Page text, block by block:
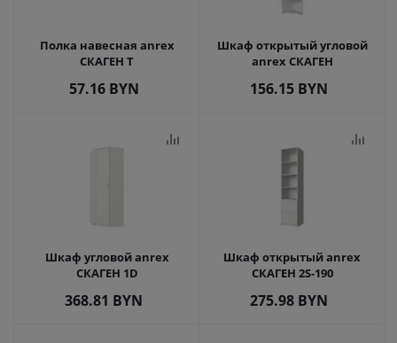
Полка навесная anrex
СКАГЕН T
57.16BYN
Шкаф открытый угловой
anrex СКАГЕН
156.15 BYN
Шкаф угловой anrex
СКАГЕН 1D
368.81 BYN
Шкаф открытый anrex
СКАГЕН 2S-190
275.98 BYN